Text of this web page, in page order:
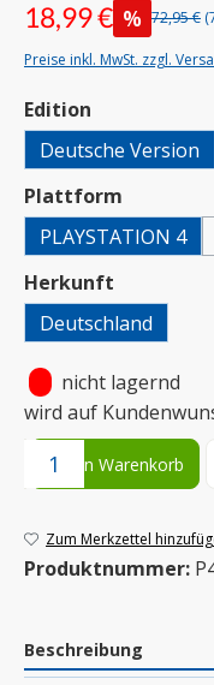
18,99 € % 72,95 €
Preise inkl. MwSt. zzgl.
Edition
Deutsche Version
Plattform
PLAYSTATION 4
Herkunft
Deutschland
nicht lagernd
wird auf
Produkt Anzahl: Gib
In den Warenkorb
Zum Merkzettel
Produktnummer:
Beschreibung